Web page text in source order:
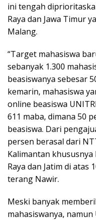
ini tengah
Raya dan Jawa Timur
Malang.
“Target mahasiswa
sebanyak 1.300
beasiswanya sebesar
kemarin, mahasiswa
online beasiswa
611 maba, dimana 50
beasiswa. Dari
persen berasal dari
Kalimantan
Raya dan Jatim di atas
terang Nawir.
Meski banyak
mahasiswanya,